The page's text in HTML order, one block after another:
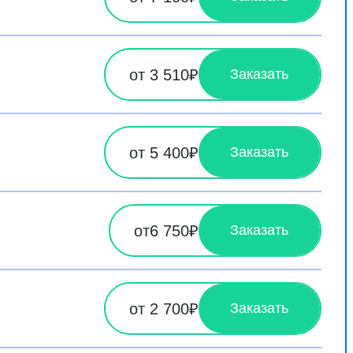
от 3 510₽ Заказать
от 5 400₽ Заказать
от6 750₽ Заказать
от 2 700₽ Заказать